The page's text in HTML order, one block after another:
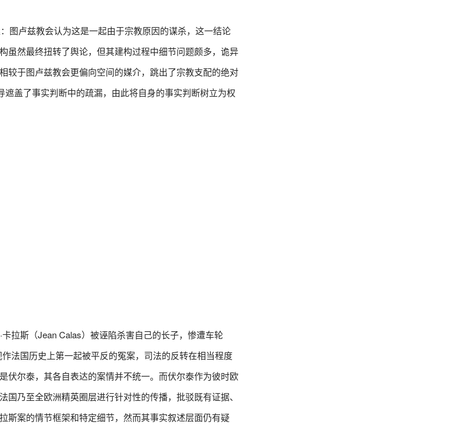
图卢兹教会认为这是一起由于宗教原因的谋杀，这一结论
虽然最终扭转了舆论，但其建构过程中细节问题颇多，诡异
较于图卢兹教会更偏向空间的媒介，跳出了宗教支配的绝对
盖了事实判断中的疏漏，由此将自身的事实判断树立为权
拉斯（Jean Calas）被诬陷杀害自己的长子，惨遭车轮
法国历史上第一起被平反的冤案，司法的反转在相当程度
伏尔泰，其各自表达的案情并不统一。而伏尔泰作为彼时欧
乃至全欧洲精英圈层进行针对性的传播，批驳既有证据、
斯案的情节框架和特定细节，然而其事实叙述层面仍有疑